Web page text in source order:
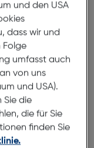
Akku
und
Neben den
für ältere
lieferbar. Die
mit einer
und den USA
dass wir und
Folge
umfasst auch
von uns
und USA).
Sie die
die für Sie
finden Sie